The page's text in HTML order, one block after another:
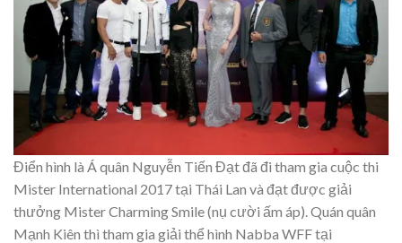
Điển hình là Á quân Nguyễn Tiến Đạt đã đi tham gia cuộc thi
Mister International 2017 tại Thái Lan và đạt được giải
thưởng Mister Charming Smile (nụ cười ấm áp). Quán quân
Mạnh Kiên thì tham gia giải thể hình Nabba WFF tại